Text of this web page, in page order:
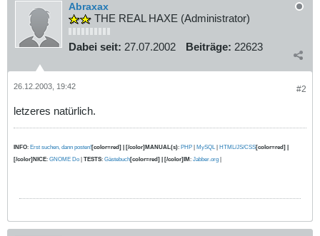
Abraxax
THE REAL HAXE (Administrator)
Dabei seit: 27.07.2002 Beiträge: 22623
#2
26.12.2003, 19:42
letzeres natürlich.
INFO: Erst suchen, dann posten![color=red] | [/color]MANUAL(s): PHP | MySQL | HTML/JS/CSS[color=red] |
[/color]NICE: GNOME Do | TESTS: Gästebuch[color=red] | [/color]IM: Jabber.org |